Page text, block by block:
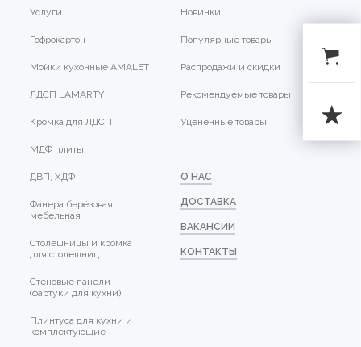
Услуги
Гофрокартон
Мойки кухонные AMALET
ЛДСП LAMARTY
Кромка для ЛДСП
МДФ плиты
ДВП, ХДФ
Фанера берёзовая
мебельная
Столешницы и кромка
для столешниц
Стеновые панели
(фартуки для кухни)
Плинтуса для кухни и
комплектующие
Новинки
Популярные товары
Распродажи и скидки
Рекомендуемые товары
Уцененные товары
О НАС
ДОСТАВКА
ВАКАНСИИ
КОНТАКТЫ